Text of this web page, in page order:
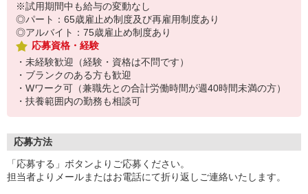
※試用期間中も給与の変動なし
◎パート：65歳雇止め制度及び再雇用制度あり
◎アルバイト：75歳雇止め制度あり
応募資格・経験
・未経験歓迎（経験・資格は不問です）
・ブランクのある方も歓迎
・Wワーク可（兼職先との合計労働時間が週40時間未満の方）
・扶養範囲内の勤務も相談可
応募方法
「応募する」ボタンよりご応募ください。
担当者よりメールまたはお電話にて折り返しご連絡いたします。